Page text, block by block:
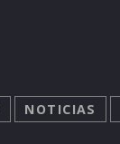
NOTICIAS